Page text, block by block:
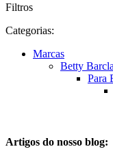
Filtros
Categorias:
Marcas
Betty
Para
Artigos do nosso blog: